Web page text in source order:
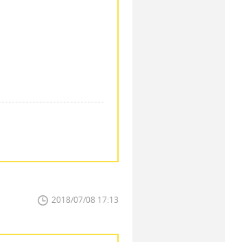
2018/07/08 17:13